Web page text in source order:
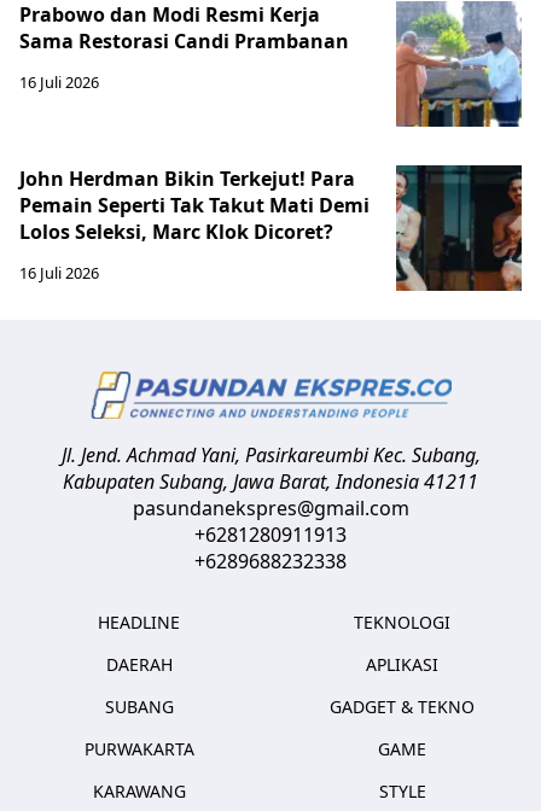
Prabowo dan Modi Resmi Kerja
Sama Restorasi Candi Prambanan
16 Juli 2026
John Herdman Bikin Terkejut! Para
Pemain Seperti Tak Takut Mati Demi
Lolos Seleksi, Marc Klok Dicoret?
16 Juli 2026
Jl. Jend. Achmad Yani, Pasirkareumbi Kec. Subang,
Kabupaten Subang, Jawa Barat,Indonesia41211
pasundanekspres@gmail.com
+6281280911913
+6289688232338
HEADLINE
DAERAH
SUBANG
PURWAKARTA
KARAWANG
TEKNOLOGI
APLIKASI
GADGET & TEKNO
GAME
STYLE